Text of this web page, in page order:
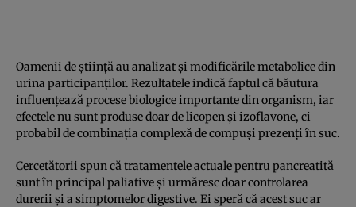
Oamenii de știință au analizat și modificările metabolice din
urina participanților. Rezultatele indică faptul că băutura
influențează procese biologice importante din organism, iar
efectele nu sunt produse doar de licopen și izoflavone, ci
probabil de combinația complexă de compuși prezenți în suc.
Cercetătorii spun că tratamentele actuale pentru pancreatită
sunt în principal paliative și urmăresc doar controlarea
durerii și a simptomelor digestive. Ei speră că acest suc ar